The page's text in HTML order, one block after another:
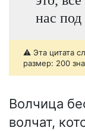
нас под
⚠️ Эта цитата
размер: 200
Волчица
волчат,